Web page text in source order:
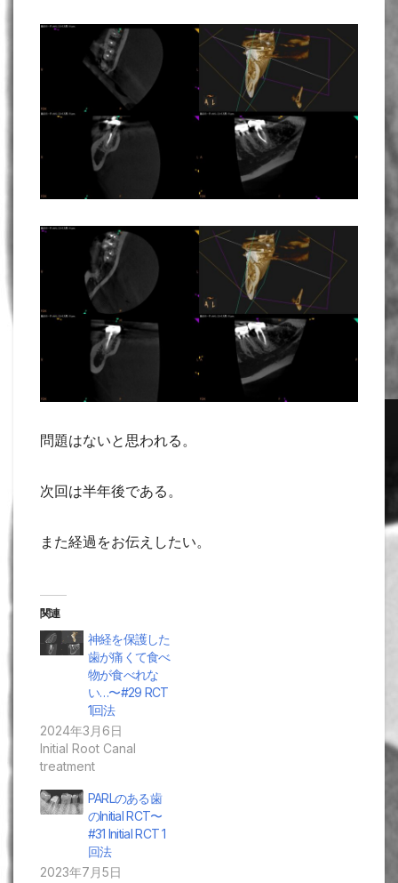
問題はないと思われる。
次回は半年後である。
また経過をお伝えしたい。
関連
神経を保護した
歯が痛くて食べ
物が食べれな
い…〜#29 RCT
1回法
2024年3月6日
Initial Root Canal
treatment
PARLのある歯
のInitial RCT〜
#31 Initial RCT 1
回法
2023年7月5日